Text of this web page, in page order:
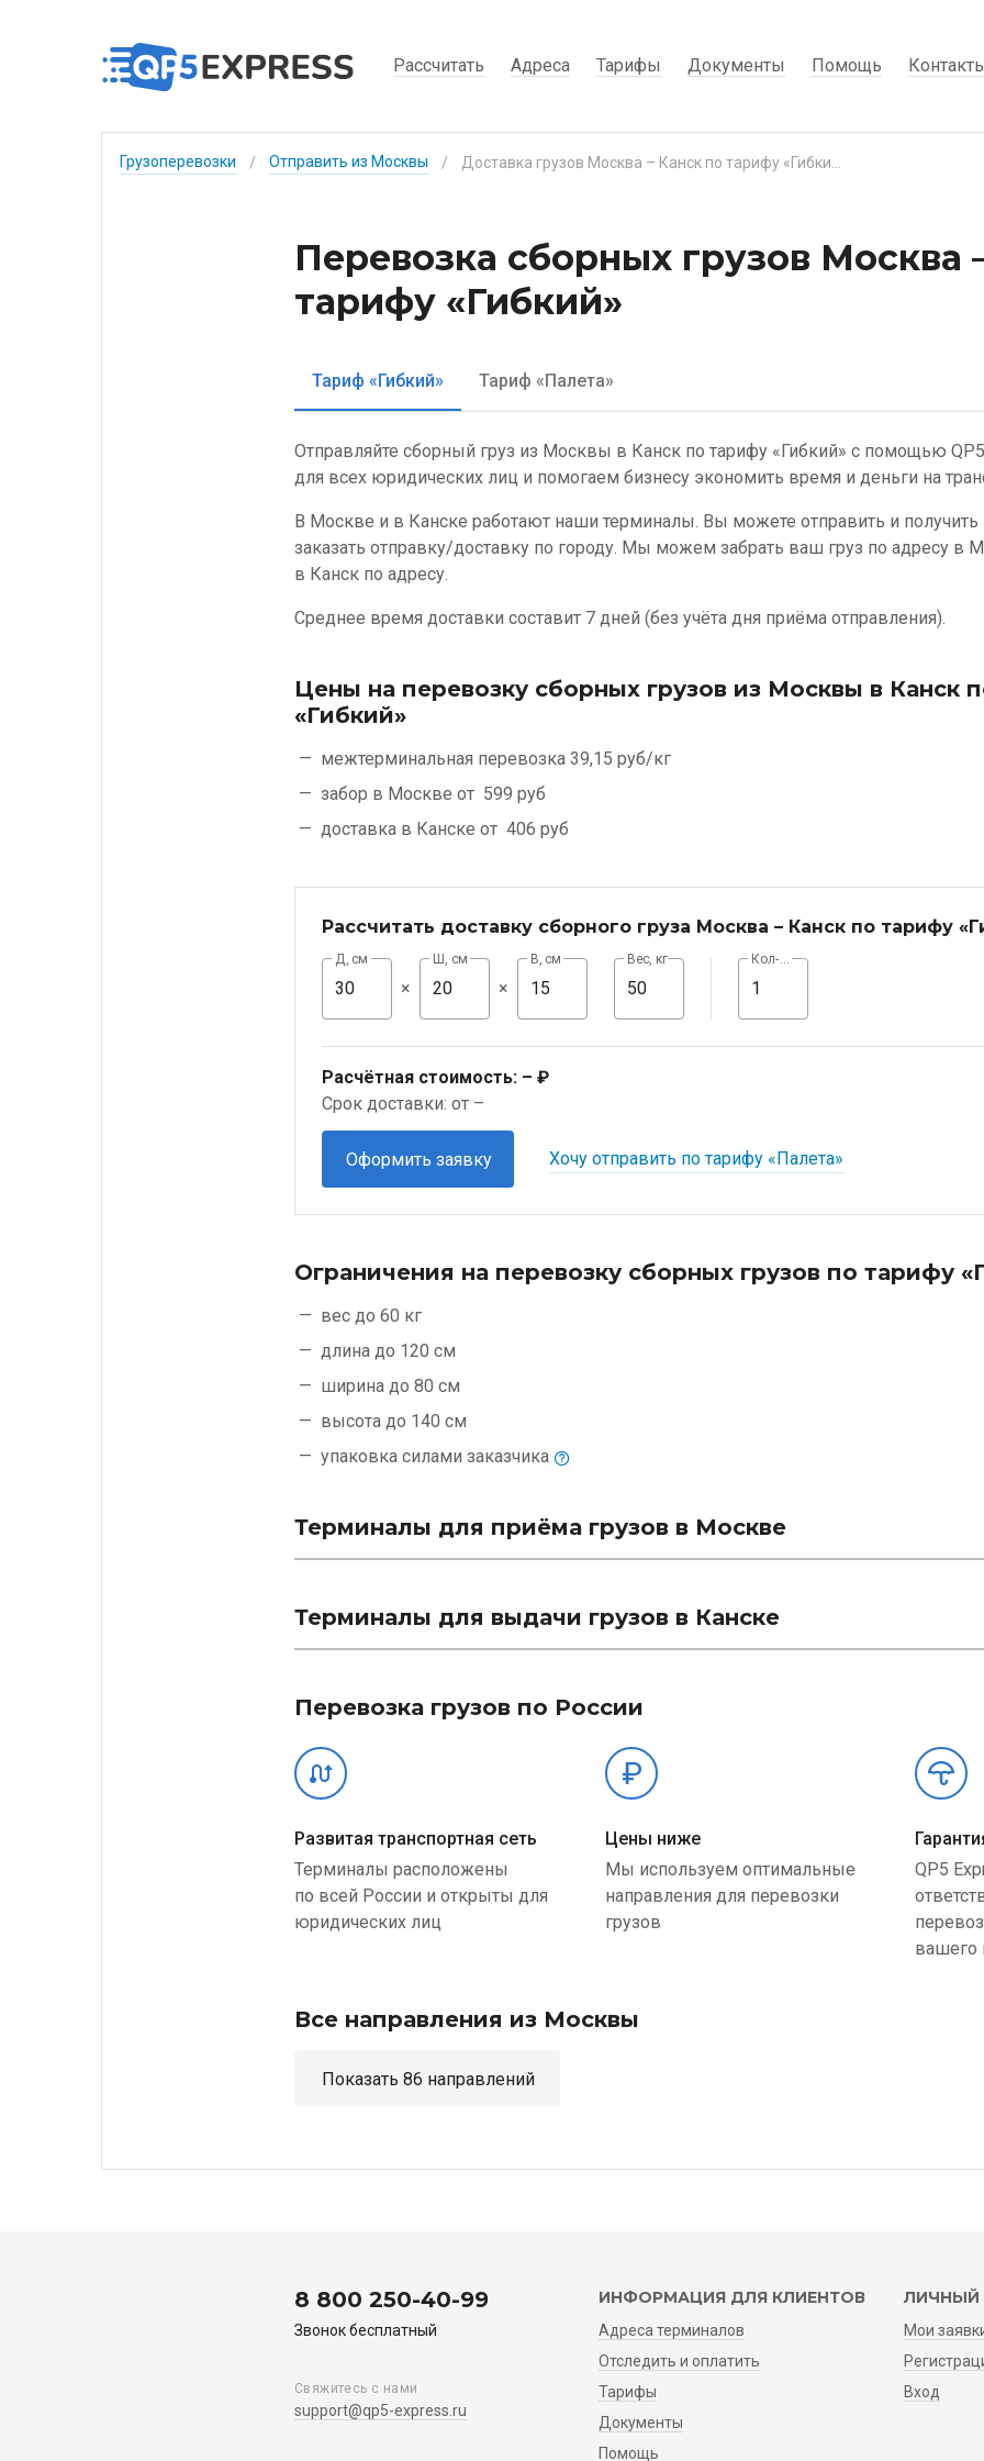
Рассчитать Адреса Тарифы Документы Помощь
Грузоперевозки / Отправить из Москвы /
Перевозка сборных грузов Москва
тарифу «Гибкий»
Тариф «Гибкий» Тариф «Палета»
Отправляйте сборный груз из Москвы в Канск по тарифу «Гибкий» с помощью
для всех юридических лиц и помогаем бизнесу экономить время и деньги на
В Москве и в Канске работают наши терминалы. Вы можете отправить и получить
заказать отправку/доставку по городу. Мы можем забрать ваш груз по адресу в
в Канск по адресу.
Среднее время доставки составит 7 дней (без учёта дня приёма отправления).
Цены на перевозку сборных грузов из Москвы в Канск
«Гибкий»
межтерминальная перевозка 39,15 руб/кг
забор в Москве от 599 руб
доставка в Канске от 406 руб
Рассчитать доставку сборного груза Москва – Канск по тарифу
Д, см
×
Ш, см
×
В, см Вес, кг Кол-во, шт
Расчётная стоимость: – ₽
Срок доставки: от –
Оформить заявку Хочу отправить по тарифу «Палета»
Ограничения на перевозку сборных грузов по тарифу
вес до 60 кг
длина до 120 см
ширина до 80 см
высота до 140 см
упаковка силами заказчика
Терминалы для приёма грузов в Москве
Терминалы для выдачи грузов в Канске
Перевозка грузов по России
Развитая транспортная сеть
Терминалы расположены
по всей России и открыты для
юридических лиц
Цены ниже
Мы используем оптимальные
направления для перевозки
грузов
QP5
вашего
Все направления из Москвы
Показать 86 направлений
8 800 250-40-99
Звонок бесплатный
Свяжитесь с нами
support@qp5-express.ru
ИНФОРМАЦИЯ ДЛЯ КЛИЕНТОВ
Адреса терминалов
Отследить и оплатить
Тарифы
Документы
Помощь
ЛИЧНЫЙ
Мои
Вход